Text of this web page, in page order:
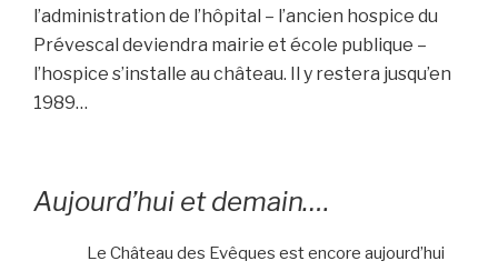
l’administration de l’hôpital – l’ancien hospice du
Prévescal deviendra mairie et école publique –
l’hospice s’installe au château. Il y restera jusqu’en
1989…
Aujourd’hui et demain….
Le Château des Evêques est encore aujourd’hui